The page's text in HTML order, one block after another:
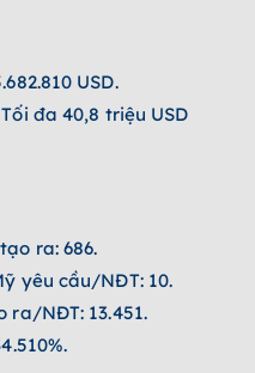
USD.
đa 40,8 triệu USD
ra: 686.
yêu cầu/NĐT: 10.
ra/NĐT: 13.451.